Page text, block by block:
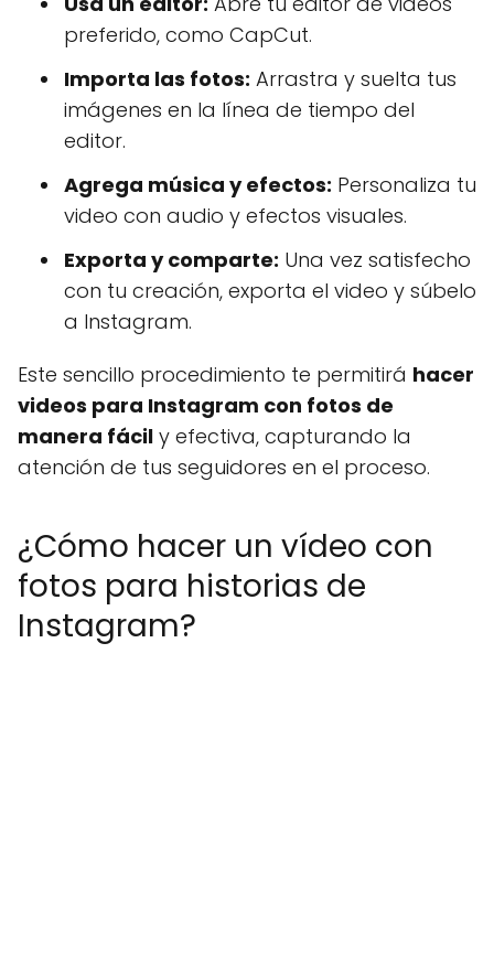
preferido, como CapCut.
Importa las fotos: Arrastra y suelta tus
imágenes en la línea de tiempo del
editor.
Agrega música y efectos: Personaliza tu
video con audio y efectos visuales.
Exporta y comparte: Una vez satisfecho
con tu creación, exporta el video y súbelo
a Instagram.
Este sencillo procedimiento te permitirá hacer
videos para Instagram con fotos de
manera fácil y efectiva, capturando la
atención de tus seguidores en el proceso.
¿Cómo hacer un vídeo con
fotos para historias de
Instagram?